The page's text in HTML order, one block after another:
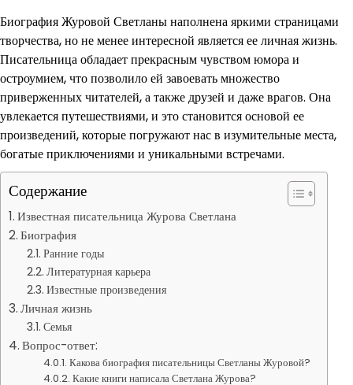
Биография Журовой Светланы наполнена яркими страницами
творчества, но не менее интересной является ее личная жизнь.
Писательница обладает прекрасным чувством юмора и
остроумием, что позволило ей завоевать множество
приверженных читателей, а также друзей и даже врагов. Она
увлекается путешествиями, и это становится основой ее
произведений, которые погружают нас в изумительные места,
богатые приключениями и уникальными встречами.
Содержание
Известная писательница Журова Светлана
Биография
Ранние годы
Литературная карьера
Известные произведения
Личная жизнь
Семья
Вопрос-ответ:
Какова биография писательницы Светланы Журовой?
Какие книги написала Светлана Журова?